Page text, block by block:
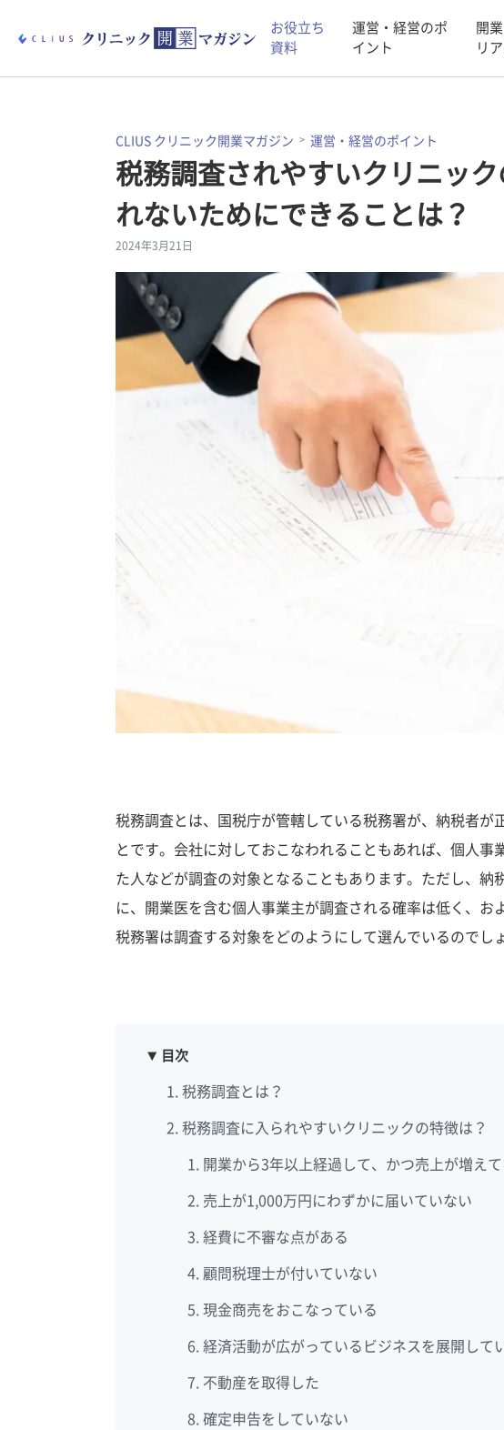
お役立ち
資料
運営・経営のポ
イント
開
リ
CLIUS クリニック開業マガジン 運営・経営のポイント
税務調査されやすいクリニッ
れないためにできることは？
2024年3月21日
税務調査とは、国税庁が管轄している税務署が、納税者が
とです。会社に対しておこなわれることもあれば、個人事
た人などが調査の対象となることもあります。ただし、
に、開業医を含む個人事業主が調査される確率は低く、お
税務署は調査する対象をどのようにして選んでいるのでし
目次
税務調査とは？
税務調査に入られやすいクリニックの特徴は？
開業から3年以上経過して、かつ売上が増えて
売上が1,000万円にわずかに届いていない
経費に不審な点がある
顧問税理士が付いていない
現金商売をおこなっている
経済活動が広がっているビジネスを展開して
不動産を取得した
確定申告をしていない